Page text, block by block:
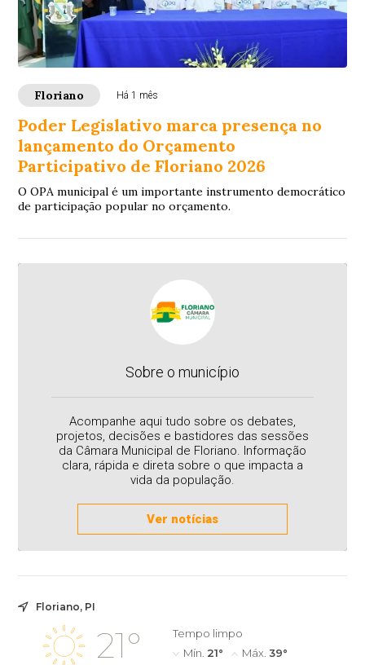
Floriano Há 1 mês
Poder Legislativo marca presença no
lançamento do Orçamento
Participativo de Floriano 2026
O OPA municipal é um importante instrumento democrático
de participação popular no orçamento.
Sobre o município
Acompanhe aqui tudo sobre os debates,
projetos, decisões e bastidores das sessões
da Câmara Municipal de Floriano. Informação
clara, rápida e direta sobre o que impacta a
vida da população.
Ver notícias
Floriano, PI
21°
Tempo limpo
Mín. 21° Máx. 39°